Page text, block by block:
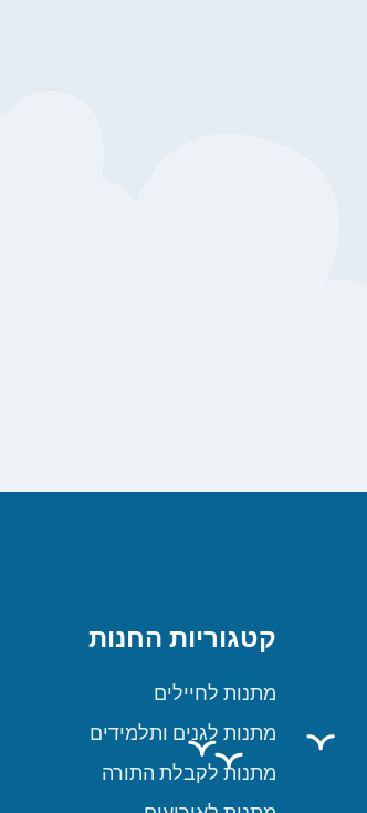
קטגוריות החנות
מתנות לחיילים
מתנות לגנים ותלמידים
מתנות לקבלת התורה